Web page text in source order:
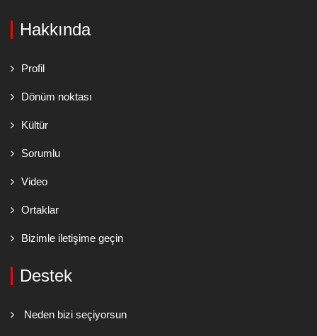
Hakkında
Profil
Dönüm noktası
Kültür
Sorumlu
Video
Ortaklar
Bizimle iletişime geçin
Destek
Neden bizi seçiyorsun